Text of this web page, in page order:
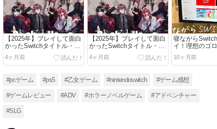
【2025年】プレイして面白
かったSwitchタイトル・乙
女ゲーム3本
4ヶ月前
【2025年】プレイして面白
かったSwitchタイトル・乙
女ゲーム3本
4ヶ月前
寝ながら
イ！理想のゴ
える「SAJIピ
ド」レビュー
10ヶ月前
#pcゲーム #ps5 #乙女ゲーム #nintendoswitch #ゲーム感想
#ゲームレビュー #ADV #ホラーノベルゲーム #アドベンチャー
#SLG